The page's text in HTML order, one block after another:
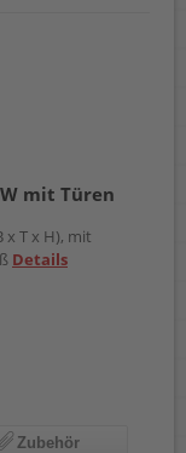
mit Türen
x T x H), mit
Details
Zubehör